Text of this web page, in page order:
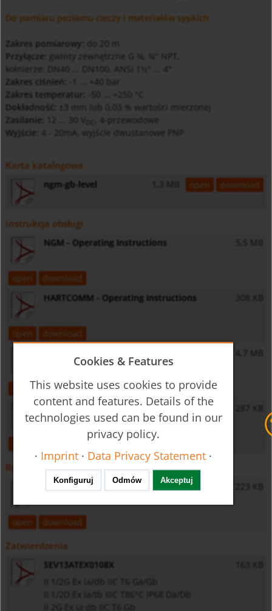
Do pomiaru poziomu cieczy i materiałów sypkich
Zakres pomiarowy:
Przyłącze: gwinty zewnętrzne G ¾, ¾" NPT,
kołnierze: DN40 ... DN100, ANSI 1½" ... 4"
Zakres ciśnień:
-1 ... +40 bar
Zakres temperatur:
-50 ... +250 °C
Dokładność:
±3 mm lub 0,03 % wartości mierzonej
Zasilanie:
12 ... 30 V
, 4-przewodowe
Wyjście:
4 - 20mA, wyjście dwustanowe PNP
Karta katalogowa
ngm-gb-level open download
Instrukcja obsługi
NGM - Operating Instructions 5,5 MB
open
download
HARTCOMM - Operating Instructions
308 KB
open
download
4,7 MB
open
download
HARTCOM - Operating Instructions
287 KB
Różnorodne
General Safety Instructions 223 KB
open download
Zatwierdzenia
SEV13ATEX0108X
163 KB
Cookies & Features
This website uses cookies to provide
content and features. Details of the
technologies used can be found in our
privacy policy.
· Imprint · Data Privacy Statement ·
Konfiguruj Odmów Akceptuj